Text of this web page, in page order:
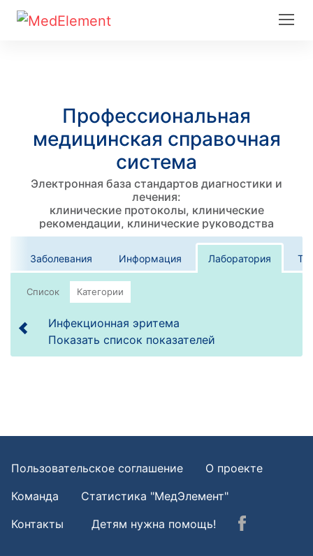
Профессиональная
медицинская справочная
система
Электронная база стандартов диагностики и
лечения:
клинические протоколы, клинические
рекомендации, клинические руководства
Заболевания Информация Лаборатория
Список Категории
Инфекционная эритема
Показать список показателей
Пользовательское соглашение
О проекте
Команда
Статистика "МедЭлемент"
Контакты
Детям нужна помощь!